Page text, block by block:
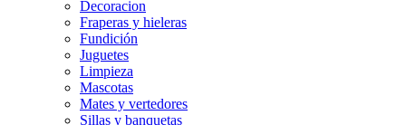
Decoracion
Fraperas y hieleras
Fundición
Juguetes
Limpieza
Mascotas
Mates y vertedores
Sillas y banquetas